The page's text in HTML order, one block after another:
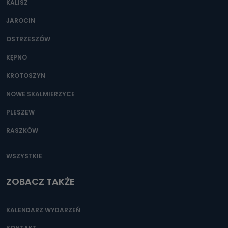
Można to zrobić pod numerem telefonu 62 735-51-05 lub
KALISZ
JAROCIN
OSTRZESZÓW
KĘPNO
KROTOSZYN
NOWE SKALMIERZYCE
PLESZEW
RASZKÓW
WSZYSTKIE
ZOBACZ TAKŻE
KALENDARZ WYDARZEŃ